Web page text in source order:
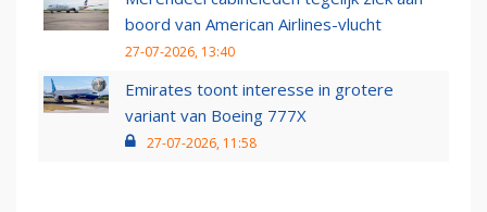
boord van American Airlines-vlucht
27-07-2026, 13:40
Emirates toont interesse in grotere
variant van Boeing 777X
27-07-2026, 11:58